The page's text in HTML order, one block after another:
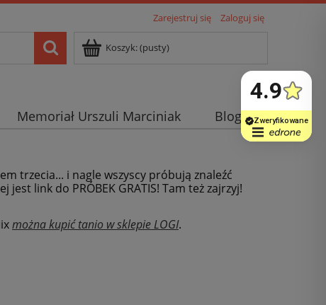
Zarejestruj się Zaloguj się
Koszyk:(pusty)
Memoriał Urszuli Marciniak Blog
trzecia... i nagle wszyscy próbują znaleźć
link do PRÓBEK GRATIS! Tam też zajrzyj!
można kupić tanio w sklepie LOGI.